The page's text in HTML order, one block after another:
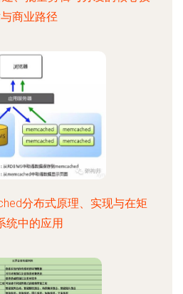
商业路径
分布式原理、实现与在矩
统中的应用